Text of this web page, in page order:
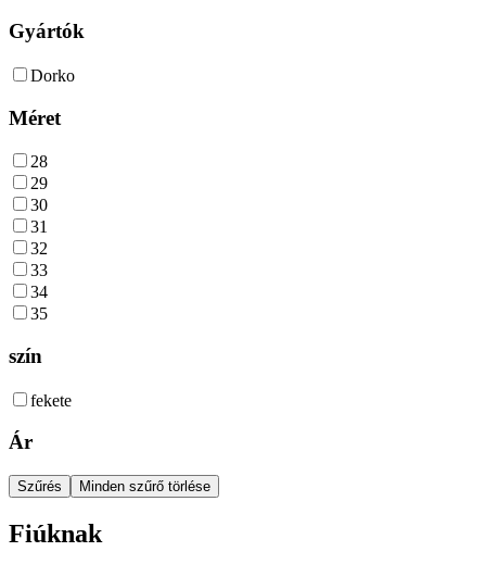
Gyártók
Dorko
Méret
28
29
30
31
32
33
34
35
szín
fekete
Ár
Szűrés Minden szűrő törlése
Fiúknak